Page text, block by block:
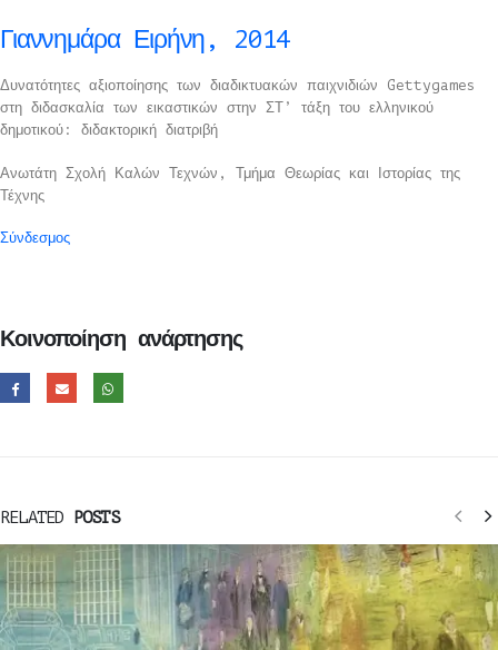
Γιαννημάρα Ειρήνη, 2014
Δυνατότητες αξιοποίησης των διαδικτυακών παιχνιδιών Gettygames
στη διδασκαλία των εικαστικών στην ΣΤ’ τάξη του ελληνικού
δημοτικού: διδακτορική διατριβή
Ανωτάτη Σχολή Καλών Τεχνών, Τμήμα Θεωρίας και Ιστορίας της
Τέχνης
Σύνδεσμος
Κοινοποίηση ανάρτησης
RELATED POSTS